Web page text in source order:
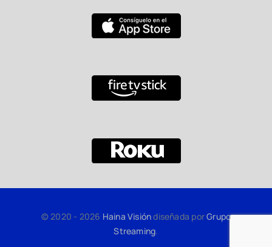
© 2020 - 2026 Haina Visióndiseñada porGrupo
Streaming.